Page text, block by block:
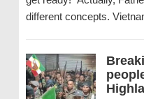
different concepts.